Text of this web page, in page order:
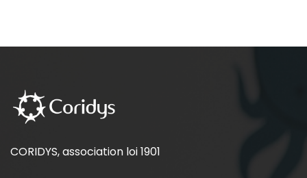
CORIDYS, association loi 1901